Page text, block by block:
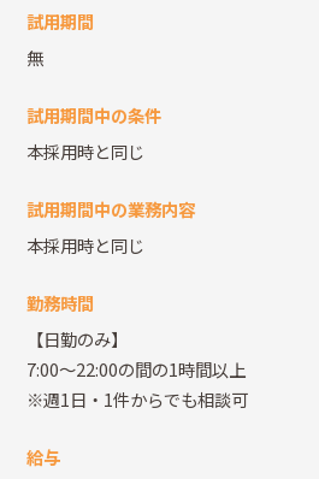
試用期間
無
試用期間中の条件
本採用時と同じ
試用期間中の業務内容
本採用時と同じ
勤務時間
【日勤のみ】
7:00～22:00の間の1時間以上
※週1日・1件からでも相談可
給与